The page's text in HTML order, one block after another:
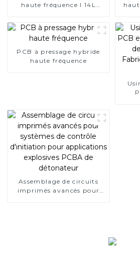
haute fréquence I 14L
PCB à pressage hybride
haute fréquence
Assemblage de circuits
imprimés avancés pour